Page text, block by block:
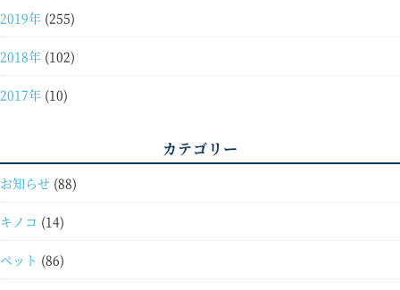
2019年 (255)
2018年 (102)
2017年 (10)
カテゴリー
お知らせ (88)
キノコ (14)
ペット (86)